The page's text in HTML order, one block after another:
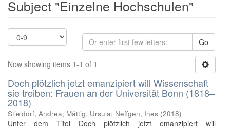
Subject "Einzelne Hochschulen"
Go
Now showing items 1-1 of 1
Doch plötzlich jetzt emanzipiert will Wissenschaft
sie treiben: Frauen an der Universität Bonn (1818–
2018)
Stieldorf, Andrea; Mättig, Ursula; Neffgen, Ines (2018)
Unter dem Titel Doch plötzlich jetzt emanzipiert will